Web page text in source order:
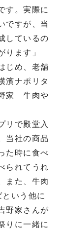
す。実際に
ですが、当
しているの
ります」
じめ、老舗
濱ナポリタ
家 牛肉や
で殿堂入
当社の商品
た時に食べ
られてうれ
また、牛肉
いう他に
野家さんが
りに一緒に